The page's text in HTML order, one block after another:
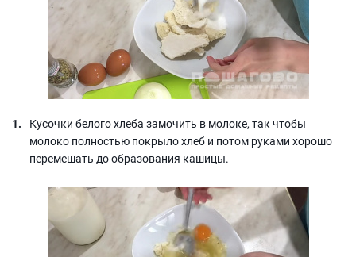
Кусочки белого хлеба замочить в молоке, так чтобы
молоко полностью покрыло хлеб и потом руками хорошо
перемешать до образования кашицы.